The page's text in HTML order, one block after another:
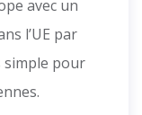
avec un
l’UE par
simple pour